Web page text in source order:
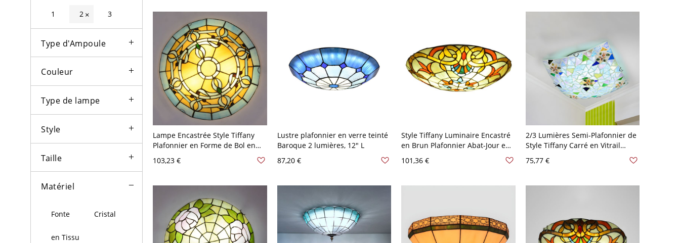
1 2 × 3
Type d'Ampoule
Couleur
Type de lampe
Style
Taille
Matériel
Fonte Cristal
en Tissu
cm
Lampe Encastrée Style Tiffany
Plafonnier en Forme de Bol en
Verre Multicolore - Jaune 110 V-
120 V 30,48 cm
103,23 €
Lustre plafonnier en verre teinté
Baroque 2 lumières, 12" L
87,20 €
Style Tiffany Luminaire Encastré
en Brun Plafonnier Abat-Jour en
110 V-120 V 30,48 cm
101,36 €
2/3 Lumières Semi-Plafonnier de
Style Tiffany Carré en Vitrail
pour Salon - 110 V-120 V Blanc
75,77 €